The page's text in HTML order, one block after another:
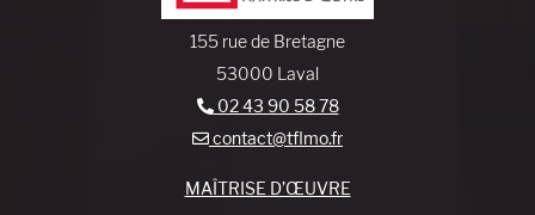
155 rue de Bretagne
53000 Laval
02 43 90 58 78
contact@tflmo.fr
MAÎTRISE D’ŒUVRE